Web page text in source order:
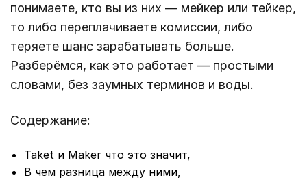
понимаете, кто вы из них — мейкер или тейкер,
то либо переплачиваете комиссии, либо
теряете шанс зарабатывать больше.
Разберёмся, как это работает — простыми
словами, без заумных терминов и воды.
Содержание:
Taket и Maker что это значит,
В чем разница между ними,